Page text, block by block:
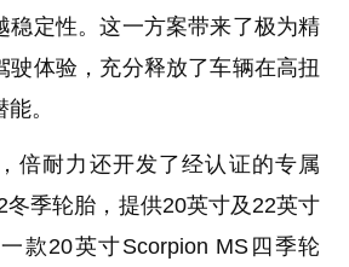
稳定性。这一方案带来了极为精
驶体验，充分释放了车辆在高扭
。
倍耐力还开发了经认证的专属
冬季轮胎，提供20英寸及22英寸
款20英寸Scorpion MS四季轮